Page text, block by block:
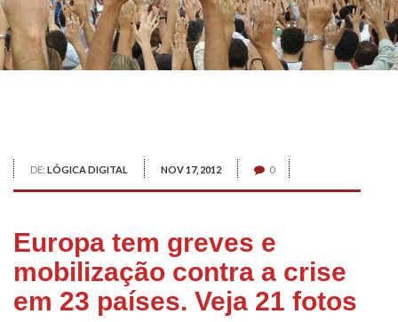
DE: LÓGICA DIGITAL NOV 17, 2012 0
Europa tem greves e
mobilização contra a crise
em 23 países. Veja 21 fotos